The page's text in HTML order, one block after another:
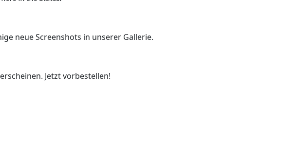
neue Screenshots in unserer Gallerie.
Jetzt vorbestellen!